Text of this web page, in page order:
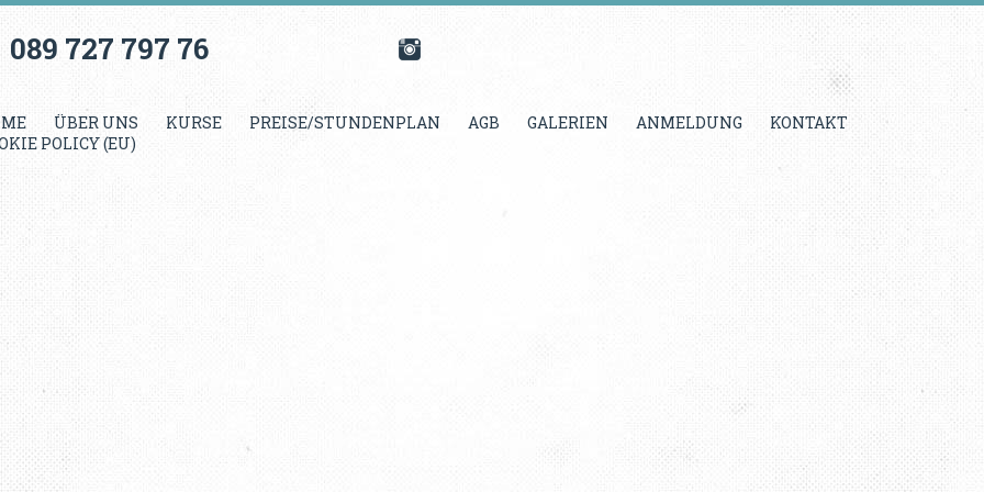
089 727 797 76
ÜBER UNS KURSE PREISE/STUNDENPLAN AGB GALERIEN ANMELDUNG
KONTAKT
POLICY (EU)